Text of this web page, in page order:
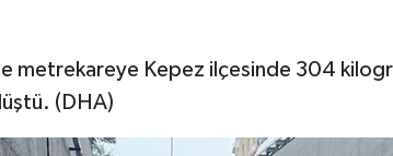
metrekareye Kepez ilçesinde 304
(DHA)